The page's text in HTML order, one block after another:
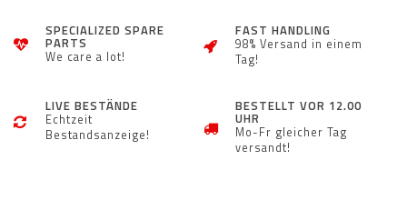
SPECIALIZED SPARE
PARTS
We care a lot!
FAST HANDLING
98% Versand in einem
Tag!
LIVE BESTÄNDE
Echtzeit
Bestandsanzeige!
BESTELLT VOR 12.00
UHR
Mo-Fr gleicher Tag
versandt!